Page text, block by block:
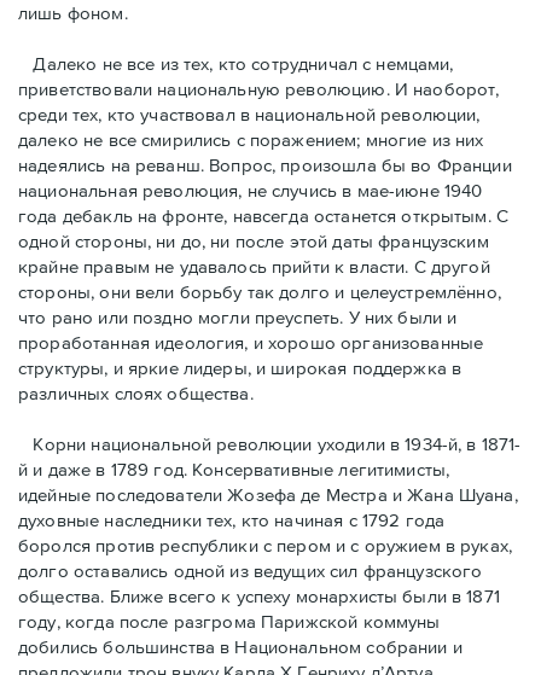
лишь фоном.
Далеко не все из тех, кто сотрудничал с немцами,
приветствовали национальную революцию. И наоборот,
среди тех, кто участвовал в национальной революции,
далеко не все смирились с поражением; многие из них
надеялись на реванш. Вопрос, произошла бы во Франции
национальная революция, не случись в мае-июне 1940
года дебакль на фронте, навсегда останется открытым. С
одной стороны, ни до, ни после этой даты французским
крайне правым не удавалось прийти к власти. С другой
стороны, они вели борьбу так долго и целеустремлённо,
что рано или поздно могли преуспеть. У них были и
проработанная идеология, и хорошо организованные
структуры, и яркие лидеры, и широкая поддержка в
различных слоях общества.
Корни национальной революции уходили в 1934-й, в 1871-
й и даже в 1789 год. Консервативные легитимисты,
идейные последователи Жозефа де Местра и Жана Шуана,
духовные наследники тех, кто начиная с 1792 года
боролся против республики с пером и с оружием в руках,
долго оставались одной из ведущих сил французского
общества. Ближе всего к успеху монархисты были в 1871
году, когда после разгрома Парижской коммуны
добились большинства в Национальном собрании и